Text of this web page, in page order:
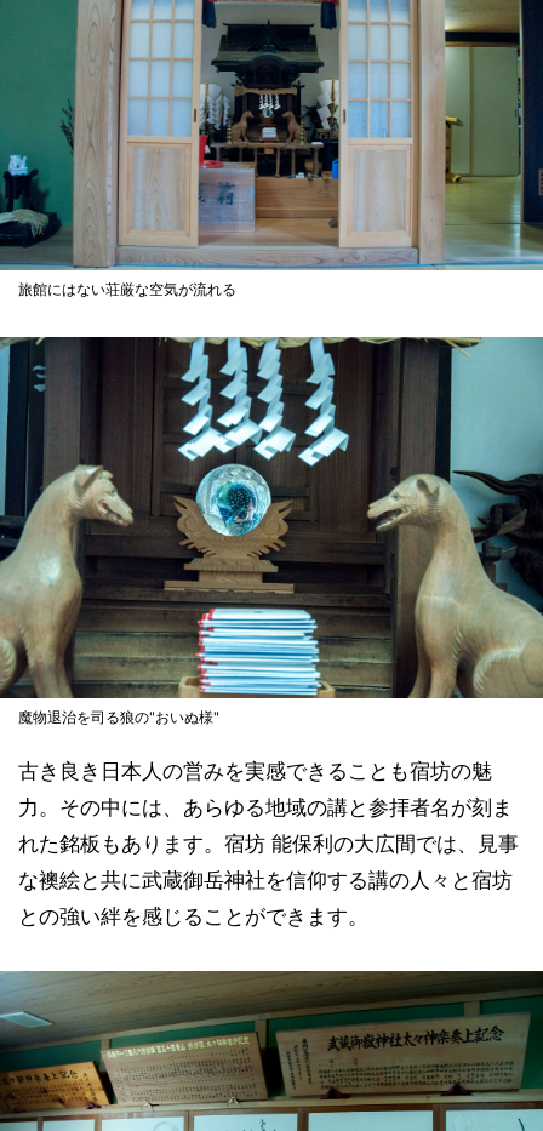
旅館にはない荘厳な空気が流れる
魔物退治を司る狼の"おいぬ様"
古き良き日本人の営みを実感できることも宿坊の魅
力。その中には、あらゆる地域の講と参拝者名が刻ま
れた銘板もあります。宿坊 能保利の大広間では、見事
な襖絵と共に武蔵御岳神社を信仰する講の人々と宿坊
との強い絆を感じることができます。